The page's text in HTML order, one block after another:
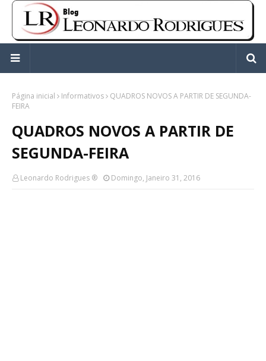
Página inicial Informativos
QUADROS NOVOS A PARTIR DE SEGUNDA-
FEIRA
QUADROS NOVOS A PARTIR DE
SEGUNDA-FEIRA
Leonardo Rodrigues ® Domingo, Janeiro 31, 2016